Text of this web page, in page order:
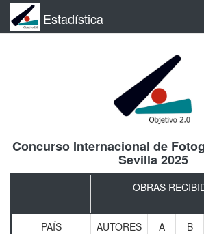
Estadística
Concurso Internacional de
Sevilla 2025
OBRAS
PAÍS
AUTORES A B